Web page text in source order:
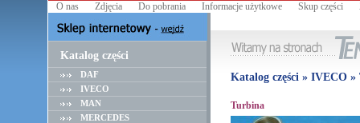
O nas
Zdjęcia Do pobrania Informacje użytkowe Skup części
Katalog części
DAF
IVECO
MAN
MERCEDES
Katalog części » IVECO
Turbina